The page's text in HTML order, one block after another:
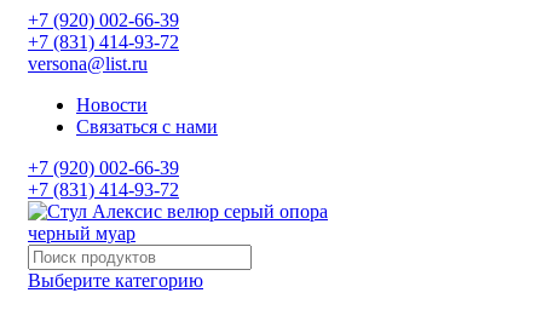
+7 (920) 002-66-39
+7 (831) 414-93-72
versona@list.ru
Новости
Связаться с нами
+7 (920) 002-66-39
+7 (831) 414-93-72
Выберите категорию